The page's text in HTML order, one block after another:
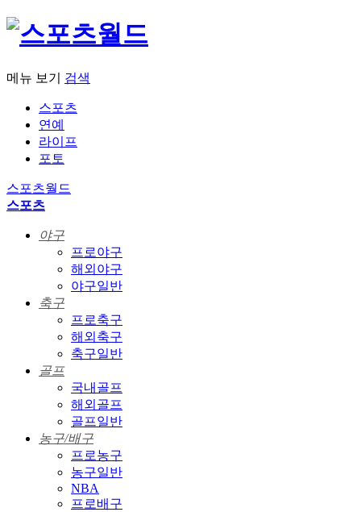
메뉴 보기 검색
스포츠
연예
라이프
포토
스포츠월드
스포츠
야구
프로야구
해외야구
야구일반
축구
프로축구
해외축구
축구일반
골프
국내골프
해외골프
골프일반
농구/배구
프로농구
농구일반
NBA
프로배구